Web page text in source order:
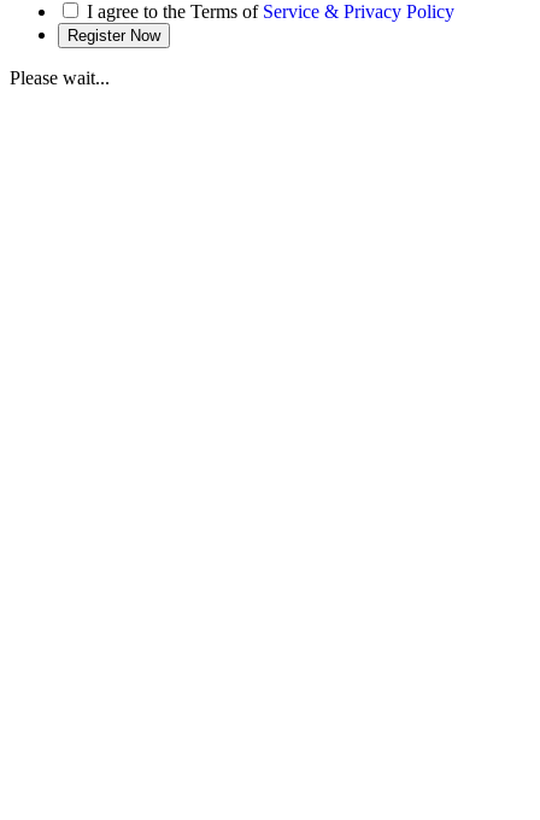
I agree to the Terms of Service & Privacy Policy
Please wait...